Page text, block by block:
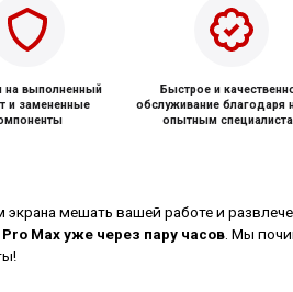
на выполненный
и замененные
Быстрое и
обслуживание благодаря
опытным
мешать вашей работе и
Max уже через пару часов. Мы